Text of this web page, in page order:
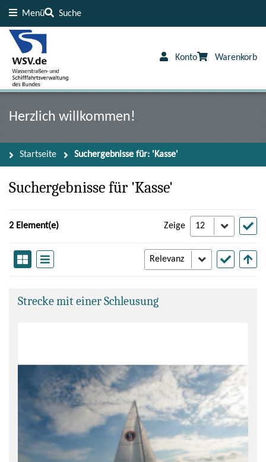
Menü Suche
Konto Warenkorb
Herzlich willkommen!
Startseite Suchergebnisse für: 'Kasse'
Suchergebnisse für 'Kasse'
2 Element(e) Zeige
Strecke mit einer Schleusung